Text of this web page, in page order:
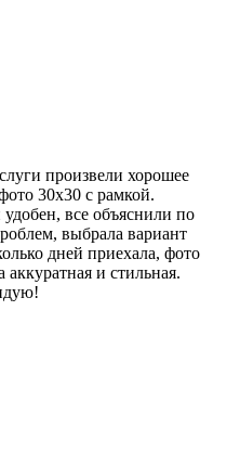
произвели хорошее
30х30 с рамкой.
удобен, все объяснили по
выбрала вариант
дней приехала, фото
и стильная.